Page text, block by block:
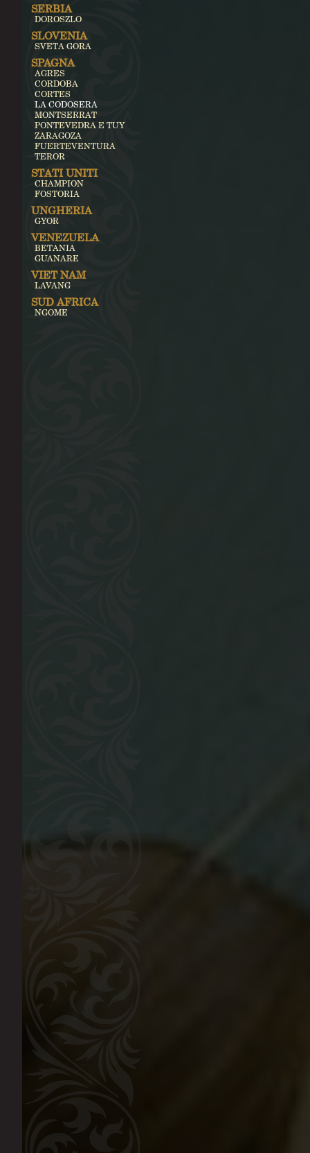
SERBIA
DOROSZLO
SLOVENIA
SVETA GORA
SPAGNA
AGRES
CORDOBA
CORTES
LA CODOSERA
MONTSERRAT
PONTEVEDRA E TUY
ZARAGOZA
FUERTEVENTURA
TEROR
STATI UNITI
CHAMPION
FOSTORIA
UNGHERIA
GYOR
VENEZUELA
BETANIA
GUANARE
VIET NAM
LAVANG
SUD AFRICA
NGOME